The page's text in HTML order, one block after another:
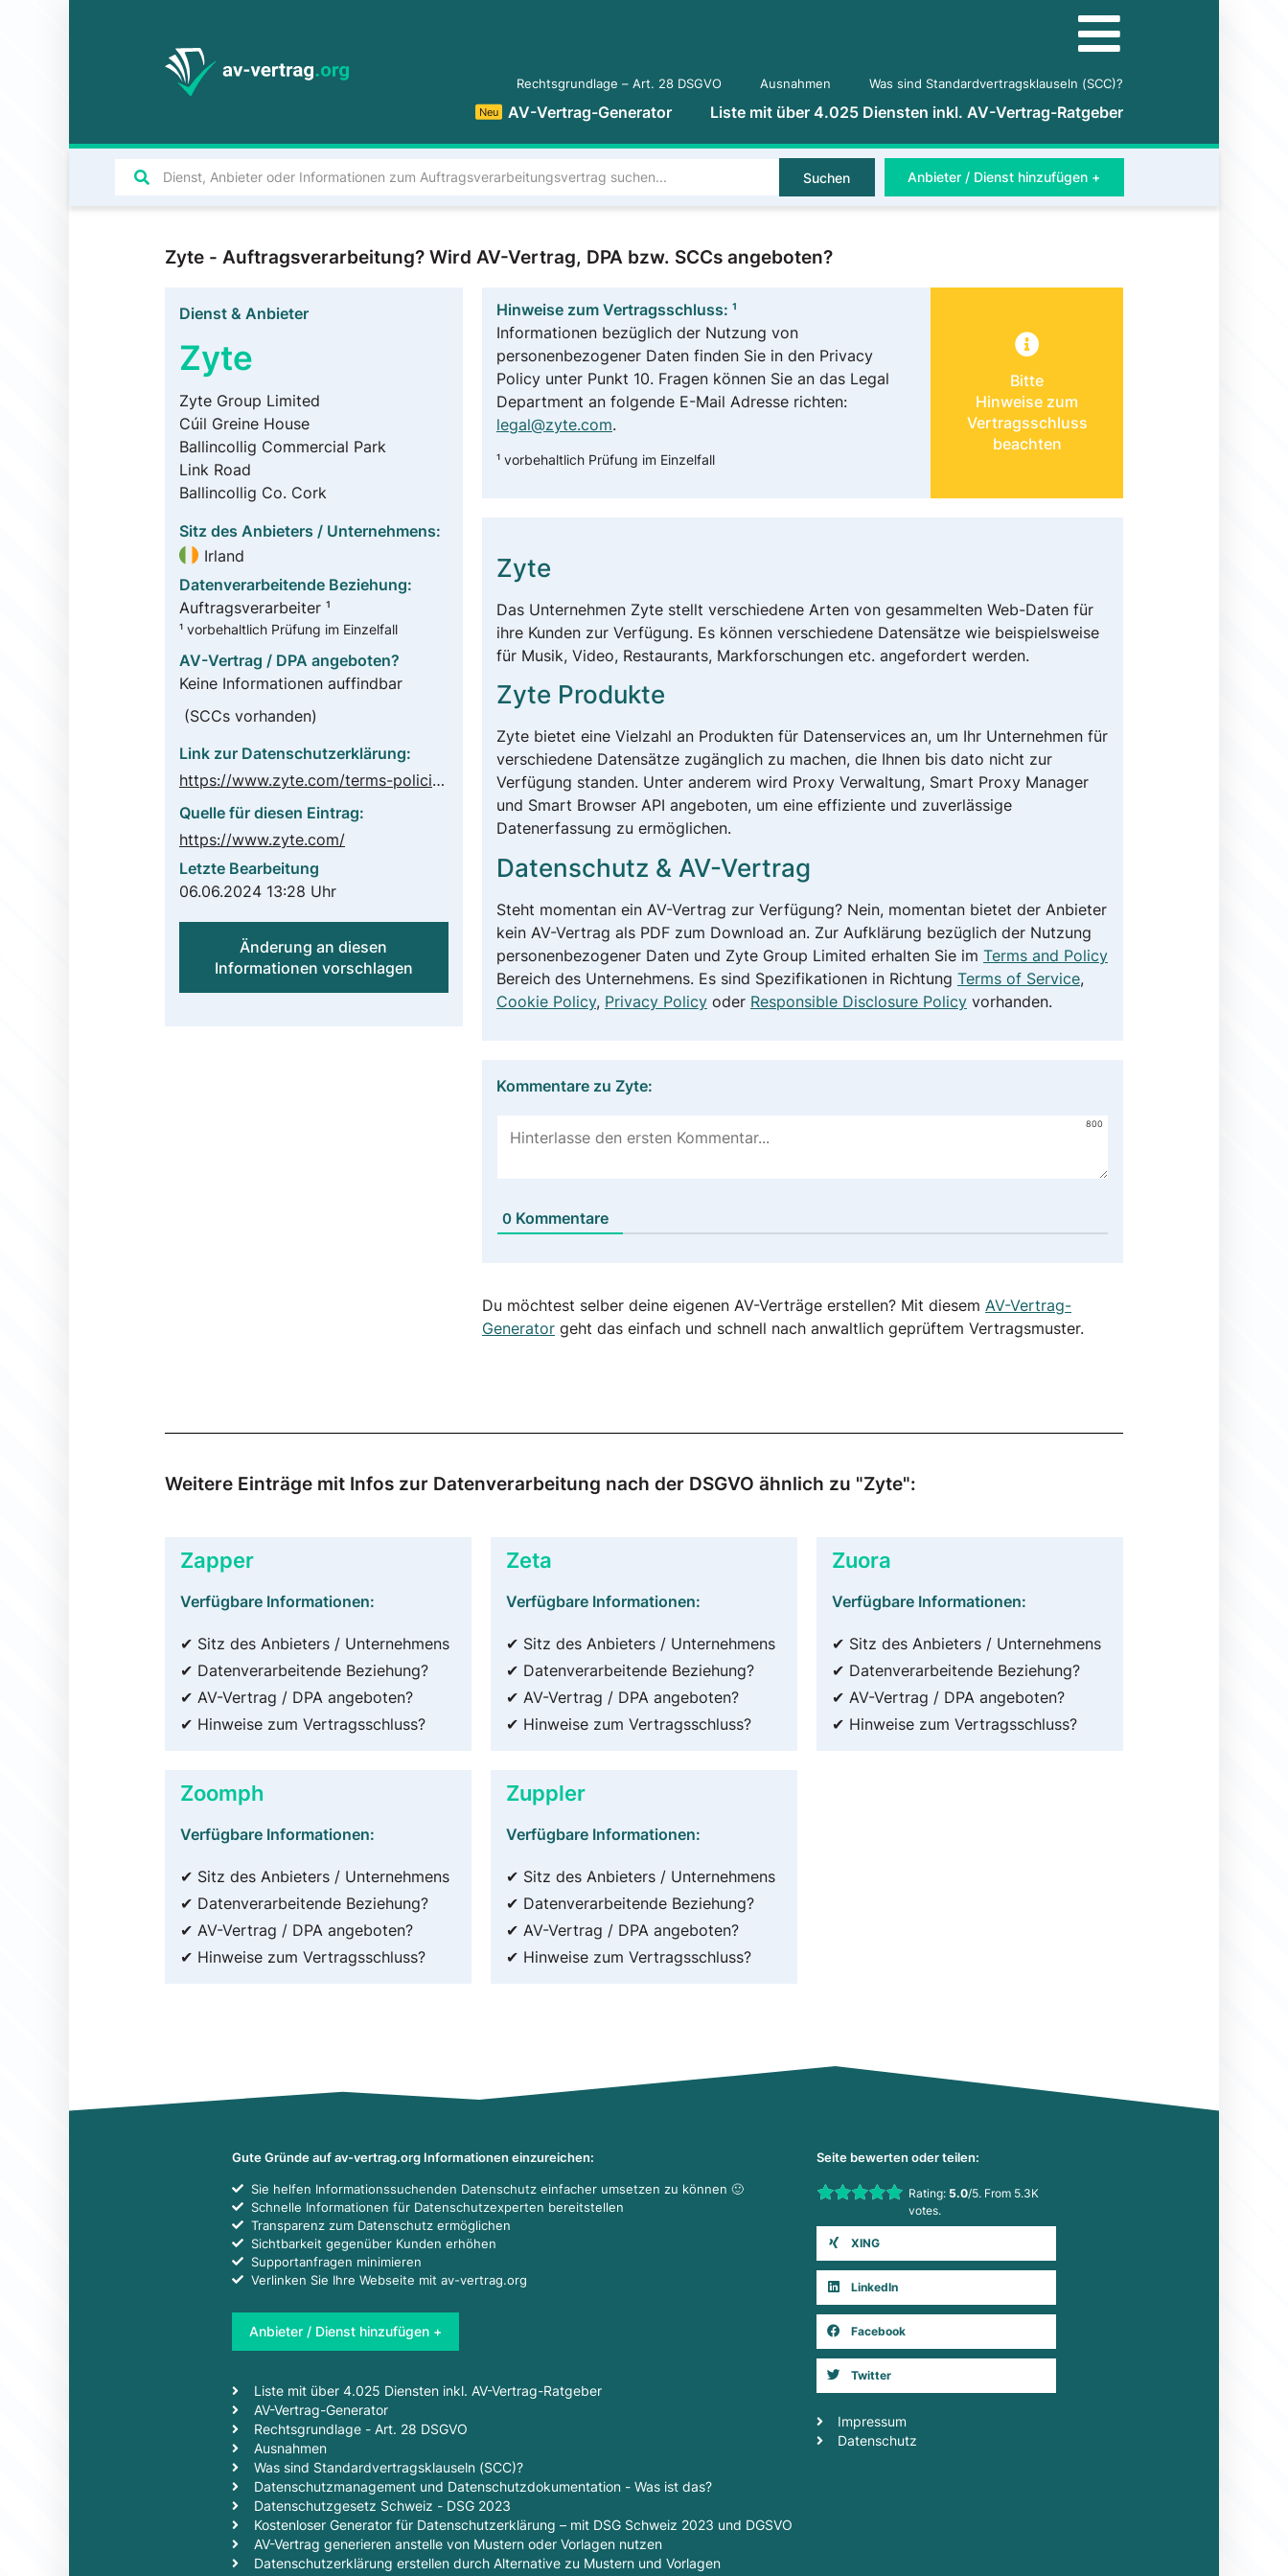
Rechtsgrundlage – Art. 28 DSGVO Ausnahmen Was sind Standardvertragsklauseln (SCC)?
Neu AV-Vertrag-Generator Liste mit über 4.025 Diensten inkl. AV-Vertrag-Ratgeber
Suchen Anbieter / Dienst hinzufügen +
Zyte - Auftragsverarbeitung? Wird AV-Vertrag, DPA bzw. SCCs angeboten?
Dienst & Anbieter
Zyte
Zyte Group Limited
Cúil Greine House
Ballincollig Commercial Park
Link Road
Ballincollig Co. Cork
Sitz des Anbieters / Unternehmens:
Irland
Datenverarbeitende Beziehung:
Auftragsverarbeiter ¹
¹ vorbehaltlich Prüfung im Einzelfall
AV-Vertrag / DPA angeboten?
Keine Informationen auffindbar
(SCCs vorhanden)
Link zur Datenschutzerklärung:
https://www.zyte.com/terms-policies/privacy-policy/
Quelle für diesen Eintrag:
https://www.zyte.com/
Letzte Bearbeitung
06.06.2024 13:28 Uhr
Änderung an diesen
Informationen vorschlagen
Hinweise zum Vertragsschluss: ¹
Informationen bezüglich der Nutzung von
personenbezogener Daten finden Sie in den Privacy
Policy unter Punkt 10. Fragen können Sie an das Legal
Department an folgende E-Mail Adresse richten:
legal@zyte.com.
¹ vorbehaltlich Prüfung im Einzelfall
Bitte
Hinweise zum
Vertragsschluss
beachten
Zyte
Das Unternehmen Zyte stellt verschiedene Arten von gesammelten Web-Daten für
ihre Kunden zur Verfügung. Es können verschiedene Datensätze wie beispielsweise
für Musik, Video, Restaurants, Markforschungen etc. angefordert werden.
Zyte Produkte
Zyte bietet eine Vielzahl an Produkten für Datenservices an, um Ihr Unternehmen für
verschiedene Datensätze zugänglich zu machen, die Ihnen bis dato nicht zur
Verfügung standen. Unter anderem wird Proxy Verwaltung, Smart Proxy Manager
und Smart Browser API angeboten, um eine effiziente und zuverlässige
Datenerfassung zu ermöglichen.
Datenschutz & AV-Vertrag
Steht momentan ein AV-Vertrag zur Verfügung? Nein, momentan bietet der Anbieter
kein AV-Vertrag als PDF zum Download an. Zur Aufklärung bezüglich der Nutzung
personenbezogener Daten und Zyte Group Limited erhalten Sie im Terms and Policy
Bereich des Unternehmens. Es sind Spezifikationen in Richtung Terms of Service,
Cookie Policy, Privacy Policyoder Responsible Disclosure Policyvorhanden.
Kommentare zu Zyte:
800
0Kommentare
Du möchtest selber deine eigenen AV-Verträge erstellen? Mit diesem AV-Vertrag-
Generatorgeht das einfach und schnell nach anwaltlich geprüftem Vertragsmuster.
Weitere Einträge mit Infos zur Datenverarbeitung nach der DSGVO ähnlich zu "Zyte":
Zapper
Verfügbare Informationen:
✔ Sitz des Anbieters / Unternehmens
✔ Datenverarbeitende Beziehung?
✔ AV-Vertrag / DPA angeboten?
✔ Hinweise zum Vertragsschluss?
Zeta
Verfügbare Informationen:
✔ Sitz des Anbieters / Unternehmens
✔ Datenverarbeitende Beziehung?
✔ AV-Vertrag / DPA angeboten?
✔ Hinweise zum Vertragsschluss?
Zuora
Verfügbare Informationen:
✔ Sitz des Anbieters / Unternehmens
✔ Datenverarbeitende Beziehung?
✔ AV-Vertrag / DPA angeboten?
✔ Hinweise zum Vertragsschluss?
Zoomph
Verfügbare Informationen:
✔ Sitz des Anbieters / Unternehmens
✔ Datenverarbeitende Beziehung?
✔ AV-Vertrag / DPA angeboten?
✔ Hinweise zum Vertragsschluss?
Zuppler
Verfügbare Informationen:
✔ Sitz des Anbieters / Unternehmens
✔ Datenverarbeitende Beziehung?
✔ AV-Vertrag / DPA angeboten?
✔ Hinweise zum Vertragsschluss?
Gute Gründe auf av-vertrag.org Informationen einzureichen:
Sie helfen Informationssuchenden Datenschutz einfacher umsetzen zu können 🙂
Schnelle Informationen für Datenschutzexperten bereitstellen
Transparenz zum Datenschutz ermöglichen
Sichtbarkeit gegenüber Kunden erhöhen
Supportanfragen minimieren
Verlinken Sie Ihre Webseite mit av-vertrag.org
Anbieter / Dienst hinzufügen +
Liste mit über 4.025 Diensten inkl. AV-Vertrag-Ratgeber
AV-Vertrag-Generator
Rechtsgrundlage - Art. 28 DSGVO
Ausnahmen
Was sind Standardvertragsklauseln (SCC)?
Datenschutzmanagement und Datenschutzdokumentation - Was ist das?
Datenschutzgesetz Schweiz - DSG 2023
Kostenloser Generator für Datenschutzerklärung – mit DSG Schweiz 2023 und DGSVO
AV-Vertrag generieren anstelle von Mustern oder Vorlagen nutzen
Datenschutzerklärung erstellen durch Alternative zu Mustern und Vorlagen
Seite bewerten oder teilen:
Rate this item:
Submit Rating
Rating: 5.0/5. From 5.3K
votes.
XING
LinkedIn
Facebook
Twitter
Impressum
Datenschutz